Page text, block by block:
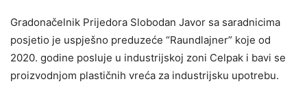
Gradonačelnik Prijedora Slobodan Javor sa saradnicima
posjetio je uspješno preduzeće “Raundlajner” koje od
2020. godine posluje u industrijskoj zoni Celpak i bavi se
proizvodnjom plastičnih vreća za industrijsku upotrebu.